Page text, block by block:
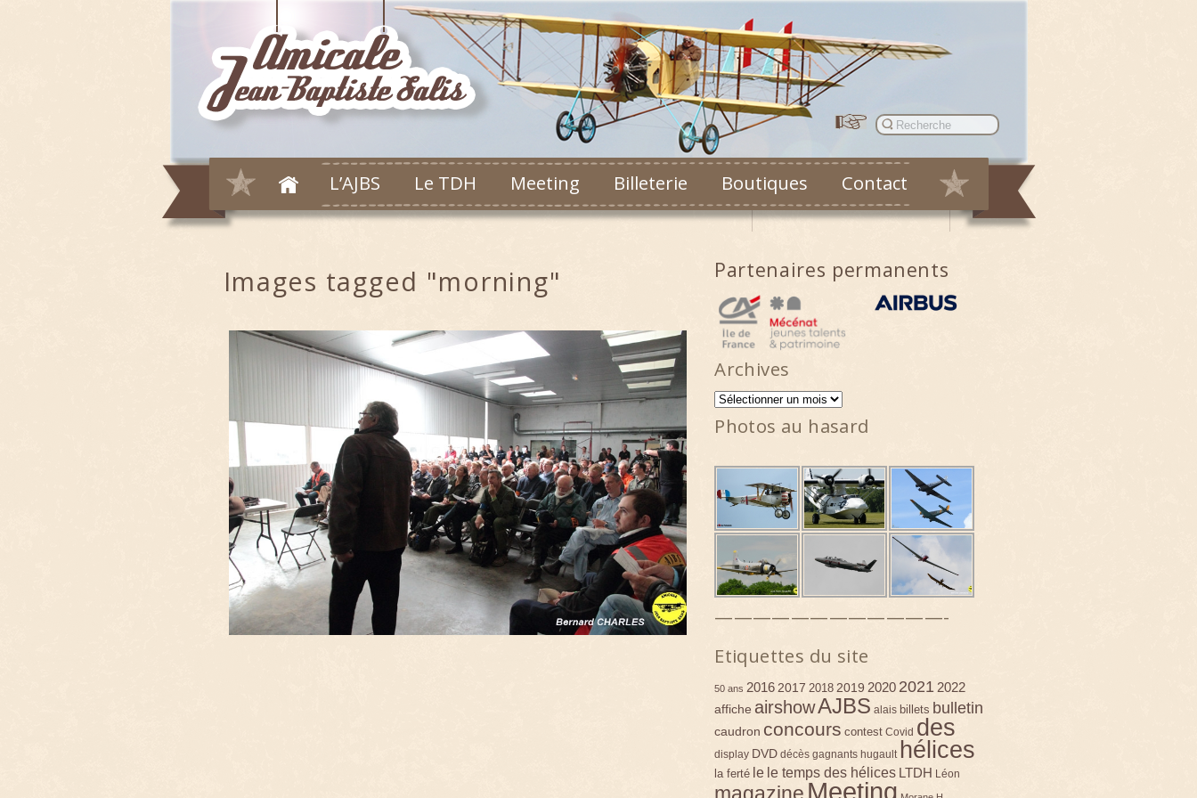
L’AJBS Le TDH Meeting Billeterie Boutiques Contact
Images tagged "morning" Partenaires permanents
Archives
Archives
Photos au hasard
————————————-
Etiquettes du site
50 ans 2016 2017 2018 2019 2020 2021 2022
affiche airshowAJBS alais billets bulletin
caudron concours contest Covid des
display DVD décès gagnants hugault hélices
la ferté le le temps des hélices LTDH Léon
magazine Meeting